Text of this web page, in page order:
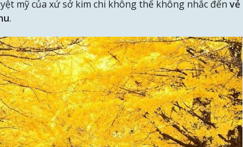
mỹ của xứ sở kim chi không thể không nhắc đến vẻ
.